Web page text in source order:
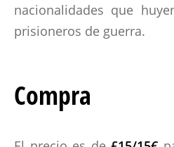
nacionalidades que
prisioneros de guerra.
Compra